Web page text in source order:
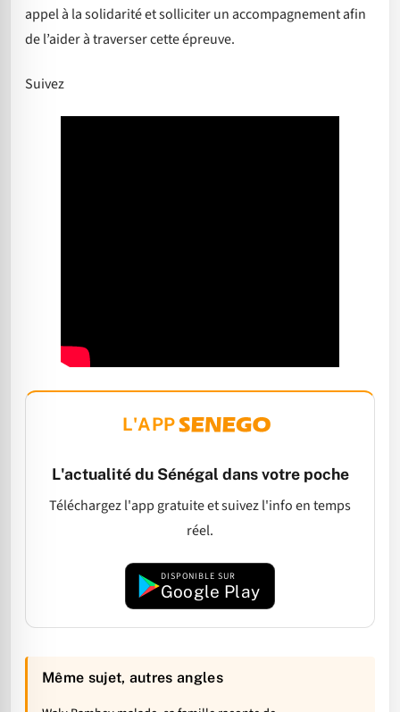
appel à la solidarité et solliciter un accompagnement afin
de l’aider à traverser cette épreuve.
Suivez
L'APP
L'actualité du Sénégal dans votre poche
Téléchargez l'app gratuite et suivez l'info en temps
réel.
DISPONIBLE SUR
Google Play
Même sujet, autres angles